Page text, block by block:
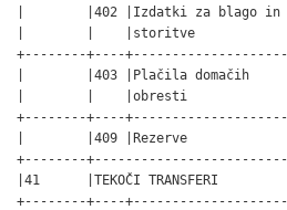
|        |402 |Izdatki za blago in |
|        |    |storitve
+--------+----
|        |403 |Plačila domačih
|        |    |obresti
+--------+----
|        |409 |Rezerve             |
+--------
|41      |TEKOČI TRANSFERI
+--------+----